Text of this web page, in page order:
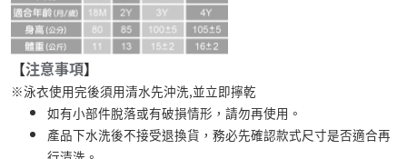
【注意事項】
※泳衣使用完後須用清水先沖洗,並立即擰乾
如有小部件脫落或有破損情形，請勿再使用。
產品下水洗後不接受退換貨，務必先確認款式尺寸是否適合再